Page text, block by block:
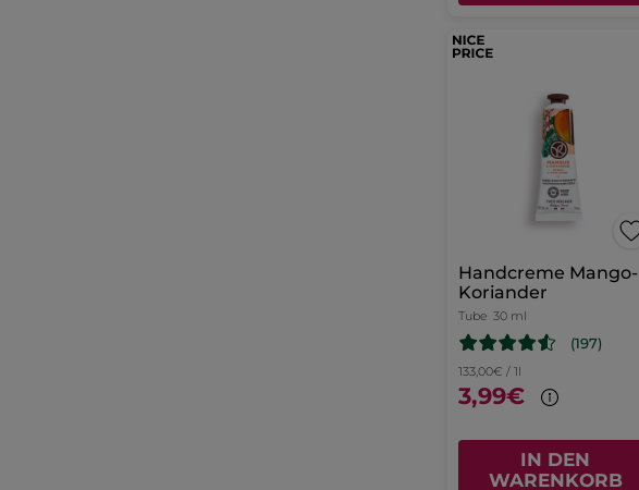
Handcreme Mango-
Koriander
Tube 30 ml
(197)
133,00€ / 1l
3,99€
IN DEN
WARENKORB